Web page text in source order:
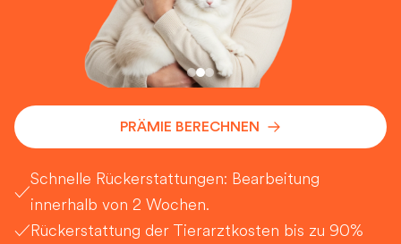
PRÄMIE BERECHNEN
✓
Schnelle Rückerstattungen: Bearbeitung
innerhalb von 2 Wochen.
✓Rückerstattung der Tierarztkosten bis zu 90%